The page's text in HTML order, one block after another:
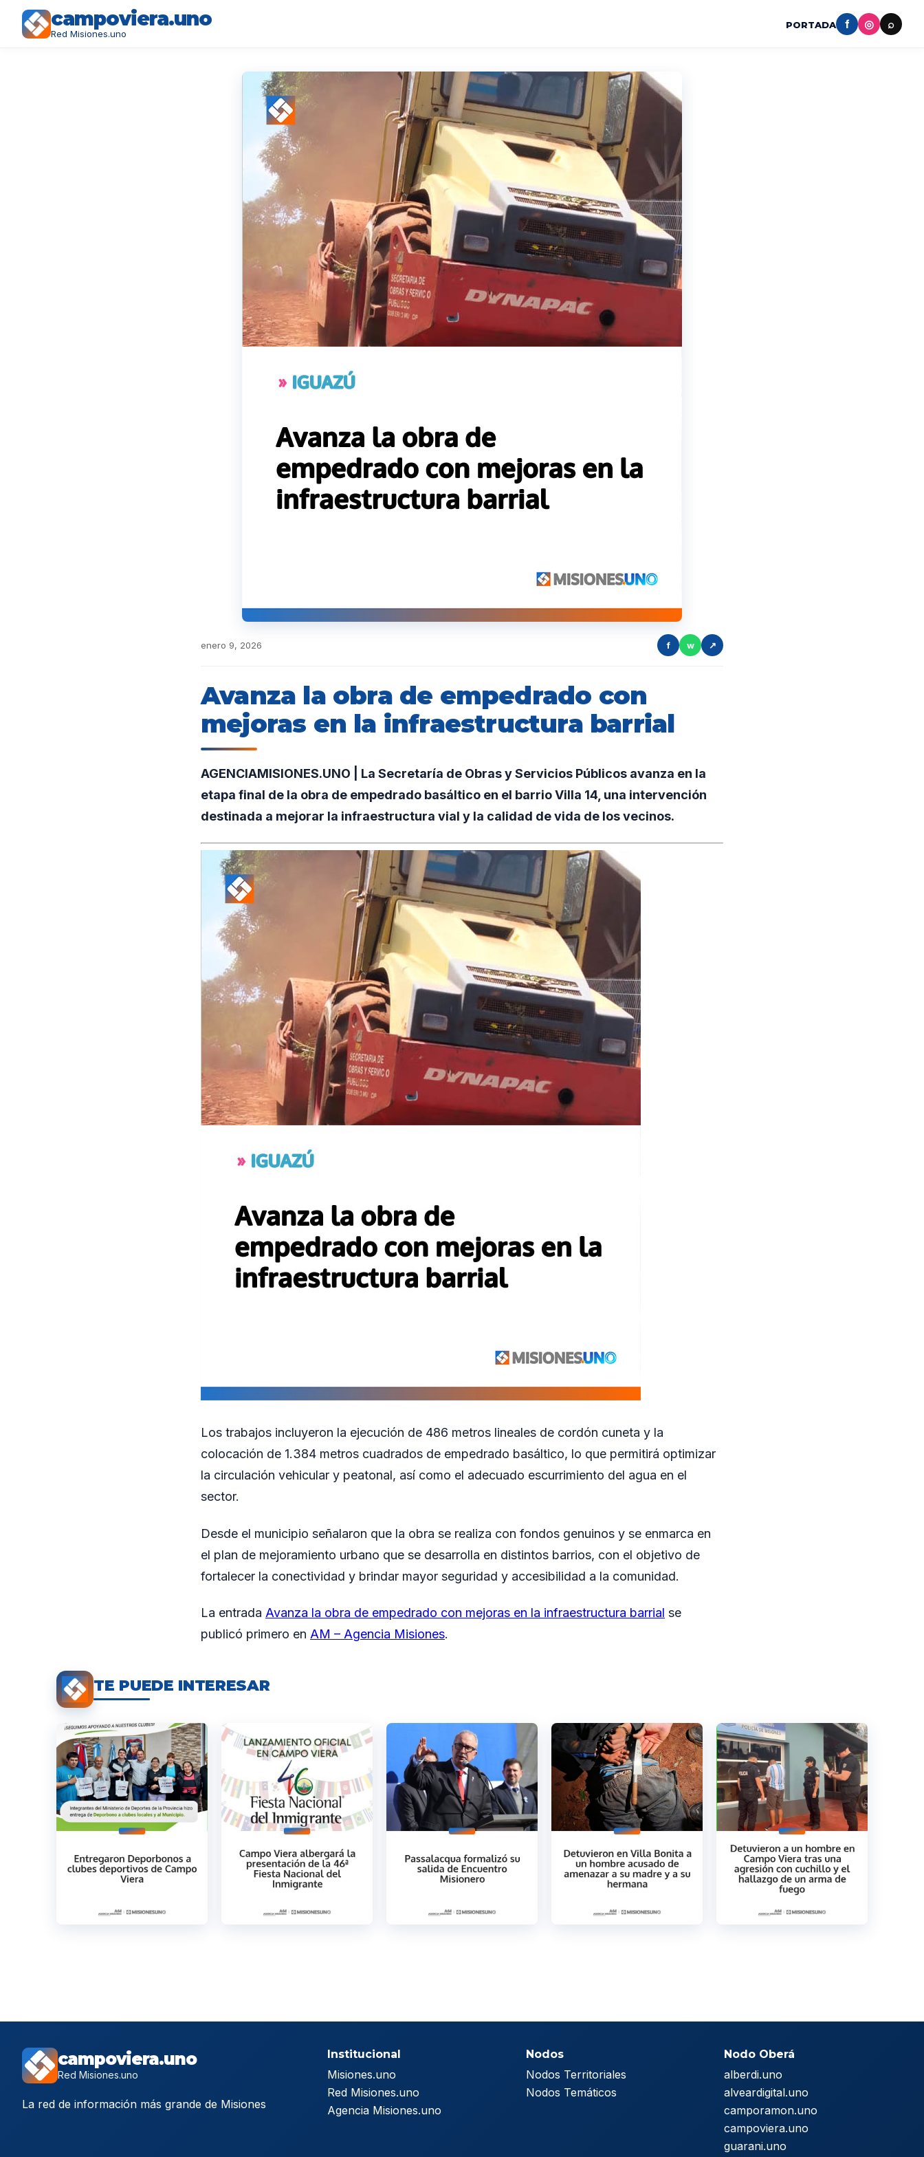
campoviera.uno
Red Misiones.uno
PORTADA f ◎ ⌕
enero 9, 2026 f w ↗
Avanza la obra de empedrado con
mejoras en la infraestructura barrial
AGENCIAMISIONES.UNO | La Secretaría de Obras y Servicios Públicos avanza en la
etapa final de la obra de empedrado basáltico en el barrio Villa 14, una intervención
destinada a mejorar la infraestructura vial y la calidad de vida de los vecinos.
Los trabajos incluyeron la ejecución de 486 metros lineales de cordón cuneta y la
colocación de 1.384 metros cuadrados de empedrado basáltico, lo que permitirá optimizar
la circulación vehicular y peatonal, así como el adecuado escurrimiento del agua en el
sector.
Desde el municipio señalaron que la obra se realiza con fondos genuinos y se enmarca en
el plan de mejoramiento urbano que se desarrolla en distintos barrios, con el objetivo de
fortalecer la conectividad y brindar mayor seguridad y accesibilidad a la comunidad.
La entrada Avanza la obra de empedrado con mejoras en la infraestructura barrial se
publicó primero en AM – Agencia Misiones.
TE PUEDE INTERESAR
campoviera.uno
Red Misiones.uno
La red de información más grande de Misiones
Institucional
Misiones.uno
Red Misiones.uno
Agencia Misiones.uno
Nodos
Nodos Territoriales
Nodos Temáticos
Nodo Oberá
alberdi.uno
alveardigital.uno
camporamon.uno
campoviera.uno
guarani.uno